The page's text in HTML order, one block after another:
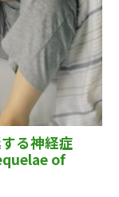
る神経症
of